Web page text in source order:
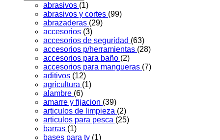
abrasivos (1)
abrasivos y cortes (99)
abrazaderas (29)
accesorios (3)
accesorios de seguridad (63)
accesorios p/herramientas (28)
accesorios para baño (2)
accesorios para mangueras (7)
aditivos (12)
agricultura (1)
alambre (6)
amarre y fijacion (39)
articulos de limpieza (2)
articulos para pesca (25)
barras (1)
bases para tv (1)